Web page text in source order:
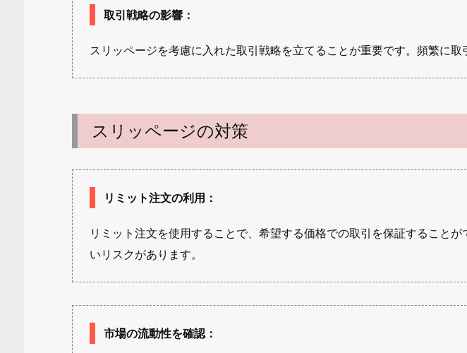
取引戦略の影響 ：
スリッページを考慮に入れた取引戦略を立てることが重要です。頻繁に
スリッページの対策
リミット注文の利用 ：
リミット注文を使用することで、希望する価格での取引を保証すること
いリスクがあります。
市場の流動性を確認：